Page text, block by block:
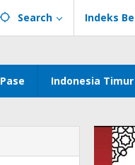
Search Indeks
Pase Indonesia Timur